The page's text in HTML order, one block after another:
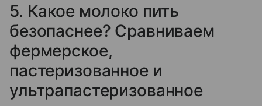
5. Какое молоко пить
безопаснее? Сравниваем
фермерское,
пастеризованное и
ультрапастеризованное